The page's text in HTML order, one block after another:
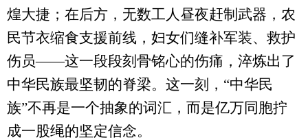
煌大捷；在后方，无数工人昼夜赶制武器，农
民节衣缩食支援前线，妇女们缝补军装、救护
伤员——这一段段刻骨铭心的伤痛，淬炼出了
中华民族最坚韧的脊梁。这一刻，“中华民
族”不再是一个抽象的词汇，而是亿万同胞拧
成一股绳的坚定信念。